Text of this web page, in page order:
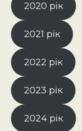
2020 рік
2021 рік
2022 рік
2023 рік
2024 рік